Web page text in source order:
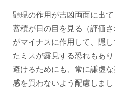
顕現の作用が吉凶両面に出
蓄積が日の目を見る（評価
がマイナスに作用して、隠
たミスが露見する恐れもあ
避けるためにも、常に謙虚
感を買わないよう配慮しまし